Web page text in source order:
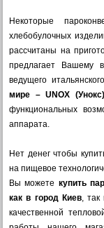
Некоторые
хлебобулочных
рассчитаны на
предлагает Вашему
ведущего
мире – UNOX
функциональных
аппарата.
Нет денег чтобы
на пищевое
Вы можете купить
как в город Киев, так
качественной